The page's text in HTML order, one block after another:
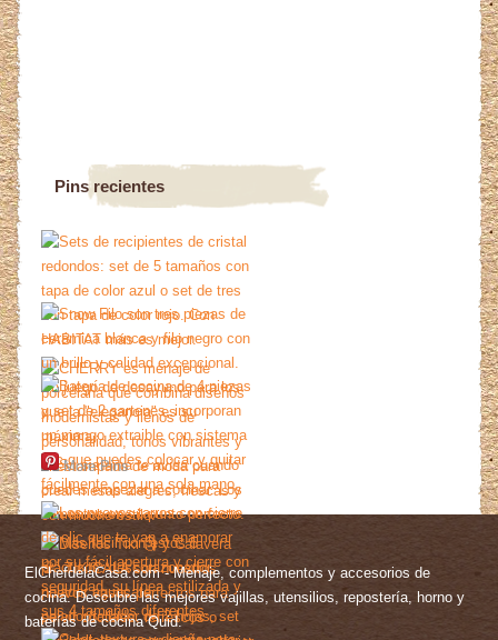
Pins recientes
More Pins
ElChefdelaCasa.com - Menaje, complementos y accesorios de
cocina. Descubre las mejores vajillas, utensilios, repostería, horno y
baterías de cocina Quid.